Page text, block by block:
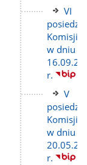
Link
do
VI
Komisji
w dniu
r.
Link
do
V
Komisji
w dniu
r.